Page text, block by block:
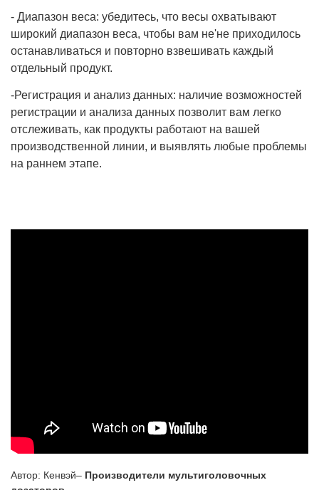
- Диапазон веса: убедитесь, что весы охватывают
широкий диапазон веса, чтобы вам не'не приходилось
останавливаться и повторно взвешивать каждый
отдельный продукт.
-Регистрация и анализ данных: наличие возможностей
регистрации и анализа данных позволит вам легко
отслеживать, как продукты работают на вашей
производственной линии, и выявлять любые проблемы
на раннем этапе.
Автор: Кенвэй– Производители мультиголовочных